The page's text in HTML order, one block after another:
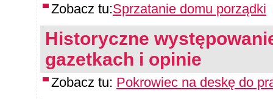
Zobacz tu:Sprzatanie domu porządki
Historyczne
gazetkach i opinie
Zobacz tu: Pokrowiec na deskę do